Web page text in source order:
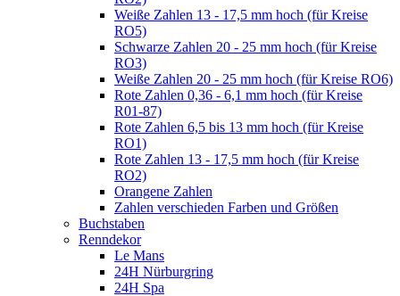
Weiße Zahlen 13 - 17,5 mm hoch (für Kreise
RO5)
Schwarze Zahlen 20 - 25 mm hoch (für Kreise
RO3)
Weiße Zahlen 20 - 25 mm hoch (für Kreise RO6)
Rote Zahlen 0,36 - 6,1 mm hoch (für Kreise
R01-87)
Rote Zahlen 6,5 bis 13 mm hoch (für Kreise
RO1)
Rote Zahlen 13 - 17,5 mm hoch (für Kreise
RO2)
Orangene Zahlen
Zahlen verschieden Farben und Größen
Buchstaben
Renndekor
Le Mans
24H Nürburgring
24H Spa